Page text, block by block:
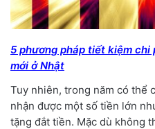
5 phương pháp tiết kiệm chi
mới ở Nhật
Tuy nhiên, trong năm có thể
nhận được một số tiền lớn
tặng đắt tiền. Mặc dù không